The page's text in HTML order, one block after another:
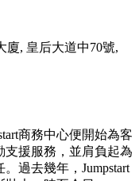
廈, 皇后大道中70號,
商務中心便開始為客
支援服務，並肩負起為
過去幾年，Jumpstart